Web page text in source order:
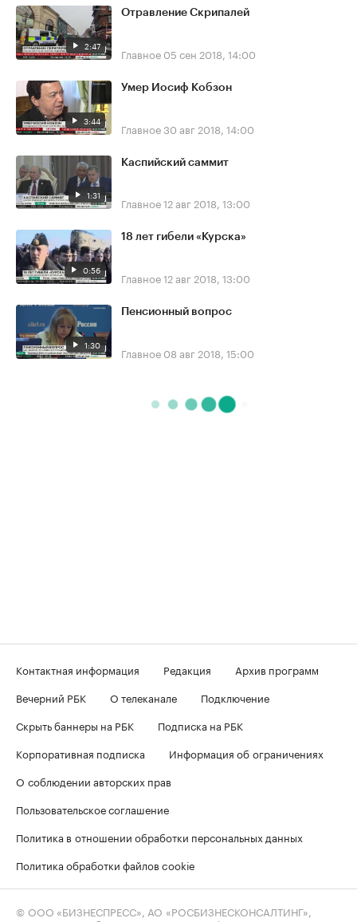
2:47
Отравление Скрипалей
Главное 05 сен 2018, 14:00
3:44
Умер Иосиф Кобзон
Главное30 авг 2018, 14:00
1:31
Каспийский саммит
Главное12 авг 2018, 13:00
0:56
18 лет гибели «Курска»
Главное12 авг 2018, 13:00
1:30
Пенсионный вопрос
Главное 08 авг 2018, 15:00
Контактная информация Редакция
Архив программ
Вечерний РБК
О телеканале
Подключение
Скрыть баннеры на РБК
Подписка на РБК
Корпоративная подписка
Информация об ограничениях
О соблюдении авторских прав
Пользовательское соглашение
Политика в отношении обработки персональных данных
Политика обработки файлов cookie
© ООО «БИЗНЕСПРЕСС», АО «РОСБИЗНЕСКОНСАЛТИНГ»,